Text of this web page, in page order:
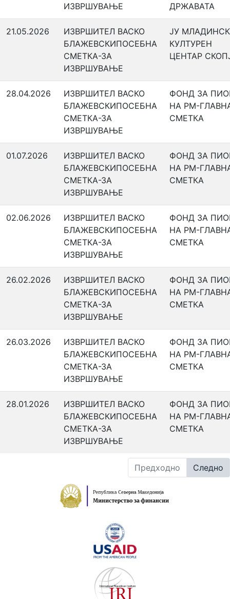
ИЗВРШУВАЊЕ
ДРЖАВАТА
21.05.2026
ИЗВРШИТЕЛ ВАСКО
БЛАЖЕВСКИПОСЕБНА
СМЕТКА-ЗА
ИЗВРШУВАЊЕ
ЈУ
КУЛТУРЕН
ЦЕНТАР
28.04.2026
ИЗВРШИТЕЛ ВАСКО
БЛАЖЕВСКИПОСЕБНА
СМЕТКА-ЗА
ИЗВРШУВАЊЕ
ФОНД ЗА
НА РМ-
СМЕТКА
01.07.2026
ИЗВРШИТЕЛ ВАСКО
БЛАЖЕВСКИПОСЕБНА
СМЕТКА-ЗА
ИЗВРШУВАЊЕ
ФОНД ЗА
НА РМ-
СМЕТКА
02.06.2026
ИЗВРШИТЕЛ ВАСКО
БЛАЖЕВСКИПОСЕБНА
СМЕТКА-ЗА
ИЗВРШУВАЊЕ
ФОНД ЗА
НА РМ-
СМЕТКА
26.02.2026
ИЗВРШИТЕЛ ВАСКО
БЛАЖЕВСКИПОСЕБНА
СМЕТКА-ЗА
ИЗВРШУВАЊЕ
ФОНД ЗА
НА РМ-
СМЕТКА
26.03.2026
ИЗВРШИТЕЛ ВАСКО
БЛАЖЕВСКИПОСЕБНА
СМЕТКА-ЗА
ИЗВРШУВАЊЕ
ФОНД ЗА
НА РМ-
СМЕТКА
28.01.2026
ИЗВРШИТЕЛ ВАСКО
БЛАЖЕВСКИПОСЕБНА
СМЕТКА-ЗА
ИЗВРШУВАЊЕ
ФОНД ЗА
НА РМ-
СМЕТКА
Предходно Следно